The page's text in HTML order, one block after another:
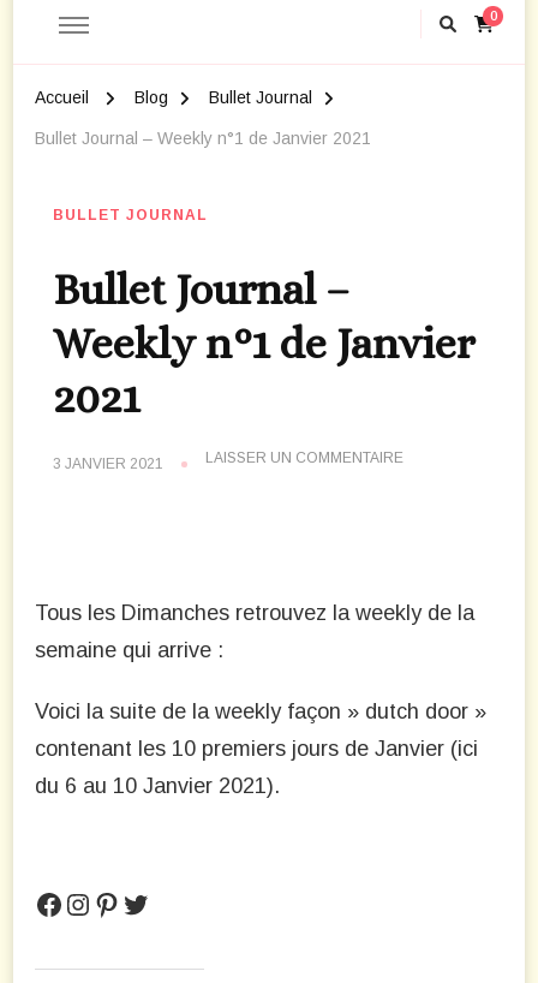
0
Accueil Blog Bullet Journal
Bullet Journal – Weekly n°1 de Janvier 2021
BULLET JOURNAL
Bullet Journal –
Weekly n°1 de Janvier
2021
3 JANVIER 2021 LAISSER UN COMMENTAIRE
2021
Tous les Dimanches retrouvez la weekly de la
semaine qui arrive :
Voici la suite de la weekly façon » dutch door »
contenant les 10 premiers jours de Janvier (ici
du 6 au 10 Janvier 2021).
Facebook
Instagram
Pinterest
Twitter